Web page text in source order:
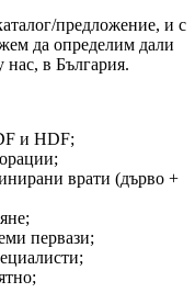
предложение, и с
да определим дали
нас, в България.
и HDF;
врати (дърво +
первази;